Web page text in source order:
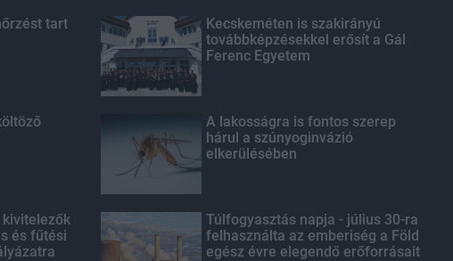
tart
és fűtési
Kecskeméten is szakirányú
továbbképzésekkel erősít a Gál
Ferenc Egyetem
A lakosságra is fontos szerep
hárul a szúnyoginvázió
elkerülésében
Túlfogyasztás napja - július 30-ra
felhasználta az emberiség a Föld
egész évre elegendő erőforrásait